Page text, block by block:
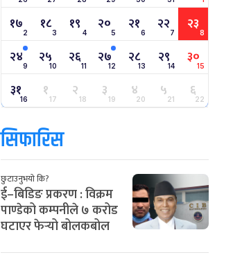
१७2 १८3 १९ 4 २०5 २१6 २२7 २३8
२४9 २५10 २६11 २७12 २८13 २९14 ३०15
३१16 १17 २18 ३19 ४20 ५21 ६22
सिफारिस
छुटाउनुभयो कि?
ई–बिडिङ प्रकरण : विक्रम
पाण्डेको कम्पनीले ७ करोड
घटाएर फेर्‍यो बोलकबोल